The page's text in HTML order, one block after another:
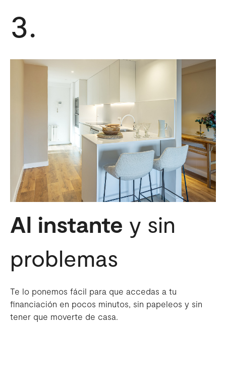
3.
Al instante y sin
problemas
Te lo ponemos fácil para que accedas a tu
financiación en pocos minutos, sin papeleos y sin
tener que moverte de casa.